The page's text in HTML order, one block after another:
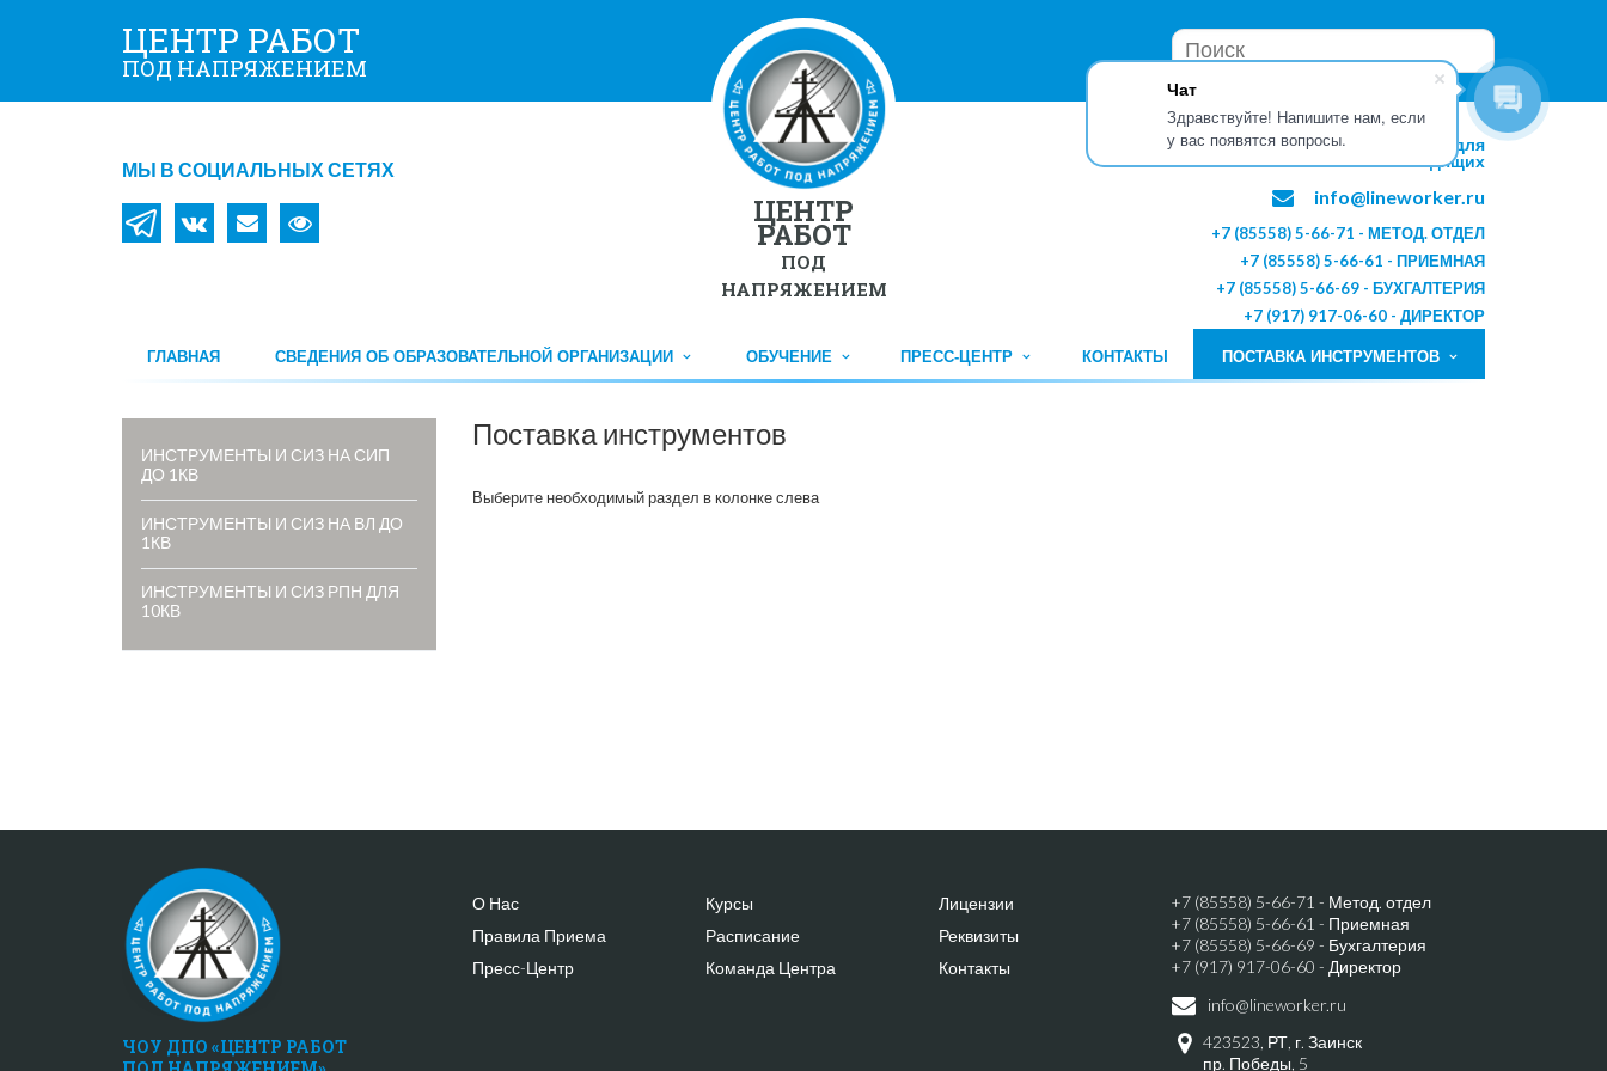
Чат
Здравствуйте! Напишите нам, если
у вас появятся вопросы.
ЦЕНТР РАБОТ
ПОД НАПРЯЖЕНИЕМ
МЫ В СОЦИАЛЬНЫХ СЕТЯХ
ЦЕНТР
РАБОТ
ПОД
НАПРЯЖЕНИЕМ
Версия сайта для
слабовидящих
info@lineworker.ru
+7 (85558) 5-66-71 - МЕТОД. ОТДЕЛ
+7 (85558) 5-66-61 - ПРИЕМНАЯ
+7 (85558) 5-66-69 - БУХГАЛТЕРИЯ
+7 (917) 917-06-60 - ДИРЕКТОР
ГЛАВНАЯ СВЕДЕНИЯ ОБ ОБРАЗОВАТЕЛЬНОЙ ОРГАНИЗАЦИИ ОБУЧЕНИЕ ПРЕСС-ЦЕНТР КОНТАКТЫ ПОСТАВКА ИНСТРУМЕНТОВ
ИНСТРУМЕНТЫ И СИЗ НА СИП
ДО 1КВ
ИНСТРУМЕНТЫ И СИЗ НА ВЛ ДО
1КВ
ИНСТРУМЕНТЫ И СИЗ РПН ДЛЯ
10КВ
Поставка инструментов
Выберите необходимый раздел в колонке слева
ЧОУ ДПО «ЦЕНТР РАБОТ
О Нас Курсы
Лицензии
Правила Приема
Расписание
Реквизиты
Пресс-Центр
Команда Центра Контакты
+7 (85558) 5-66-71 - Метод. отдел
+7 (85558) 5-66-61 - Приемная
+7 (85558) 5-66-69 - Бухгалтерия
+7 (917) 917-06-60 - Директор
info@lineworker.ru
423523, РТ, г. Заинск
пр. Победы, 5